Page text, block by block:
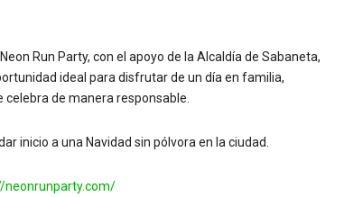
Run Party, con el apoyo de la Alcaldía de Sabaneta,
ideal para disfrutar de un día en familia,
de manera responsable.
inicio a una Navidad sin pólvora en la ciudad.
neonrunparty.com/